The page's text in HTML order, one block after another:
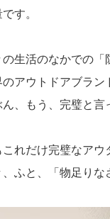
す。
の生活のなかでの「
のアウトドアブラン
ん、もう、完璧と言
これだけ完璧なアウ
、ふと、「物足りな